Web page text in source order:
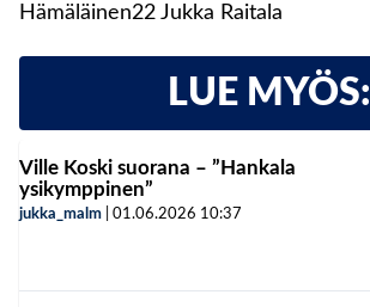
Hämäläinen22 Jukka Raitala
LUE MYÖS:
Ville Koski suorana – ”Hankala
ysikymppinen”
jukka_malm 01.06.2026 10:37